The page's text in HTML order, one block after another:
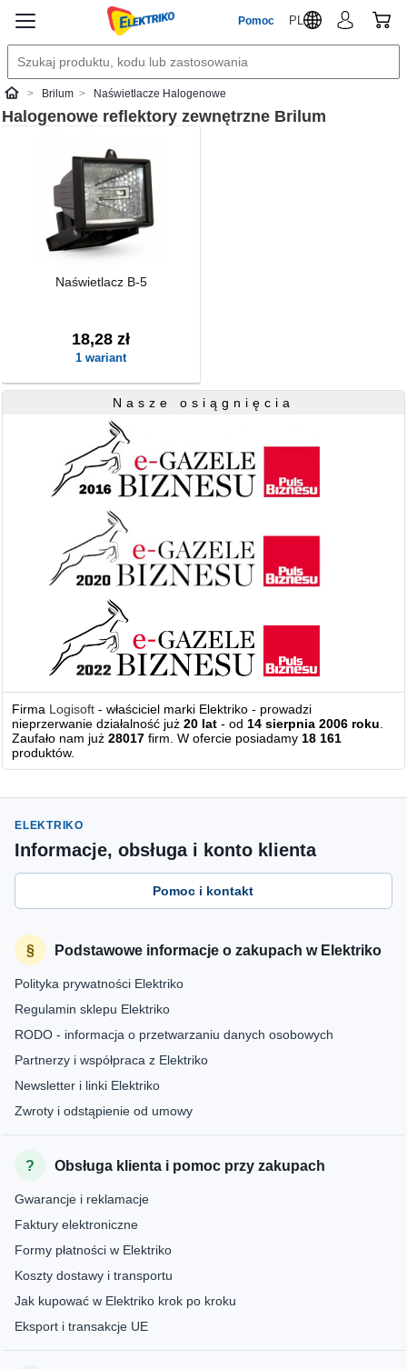
Pomoc PL
ElektrikoBrilum Naświetlacze Halogenowe
Halogenowe reflektory zewnętrzne Brilum
Naświetlacz B-5
18,28 zł
1 wariant
Nasze osiągnięcia
Firma Logisoft - właściciel marki Elektriko - prowadzi
nieprzerwanie działalność już20 lat - od14 sierpnia 2006 roku.
Zaufało nam już28017 firm. W ofercie posiadamy18 161
produktów.
ELEKTRIKO
Informacje, obsługa i konto klienta
Pomoc i kontakt
Podstawowe informacje o zakupach w Elektriko
Polityka prywatności Elektriko
Regulamin sklepu Elektriko
RODO - informacja o przetwarzaniu danych osobowych
Partnerzy i współpraca z Elektriko
Newsletter i linki Elektriko
Zwroty i odstąpienie od umowy
Obsługa klienta i pomoc przy zakupach
Gwarancje i reklamacje
Faktury elektroniczne
Formy płatności w Elektriko
Koszty dostawy i transportu
Jak kupować w Elektriko krok po kroku
Eksport i transakcje UE